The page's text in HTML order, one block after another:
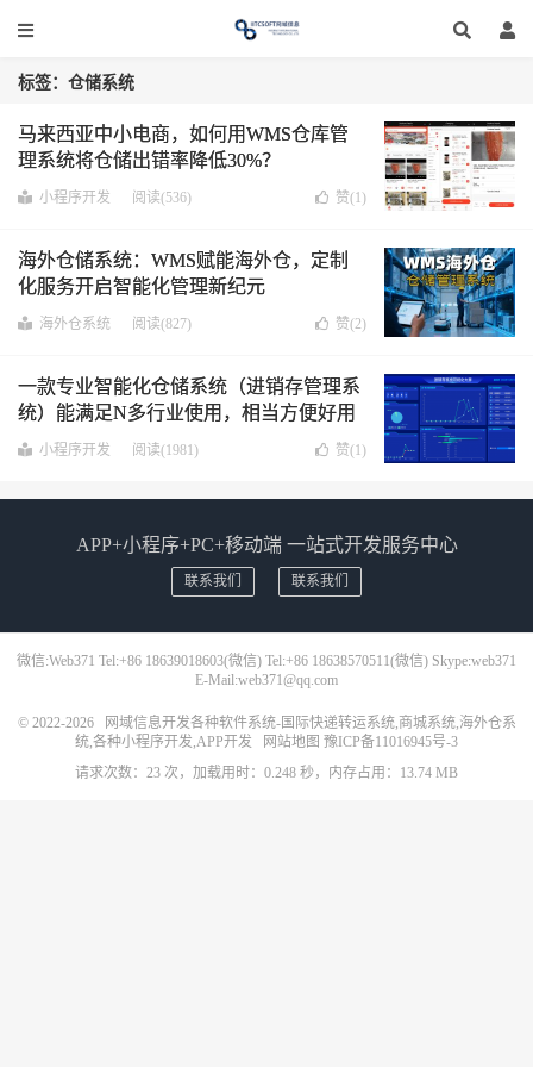
标签：仓储系统
马来西亚中小电商，如何用WMS仓库管
理系统将仓储出错率降低30%？
小程序开发 阅读(536) 赞(1)
海外仓储系统：WMS赋能海外仓，定制
化服务开启智能化管理新纪元
海外仓系统 阅读(827) 赞(2)
一款专业智能化仓储系统（进销存管理系
统）能满足N多行业使用，相当方便好用
让您的进销存管理更规范化
小程序开发 阅读(1981) 赞(1)
APP+小程序+PC+移动端 一站式开发服务中心
联系我们 联系我们
微信:Web371 Tel:+86 18639018603(微信) Tel:+86 18638570511(微信) Skype:web371
E-Mail:web371@qq.com
© 2022-2026
网域信息开发各种软件系统-国际快递转运系统,商城系统,海外仓系
统,各种小程序开发,APP开发
网站地图 豫ICP备11016945号-3
请求次数：23 次，加载用时：0.248 秒，内存占用：13.74 MB